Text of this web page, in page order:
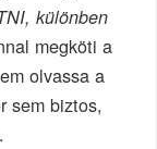
különben
megköti a
olvassa a
sem biztos,